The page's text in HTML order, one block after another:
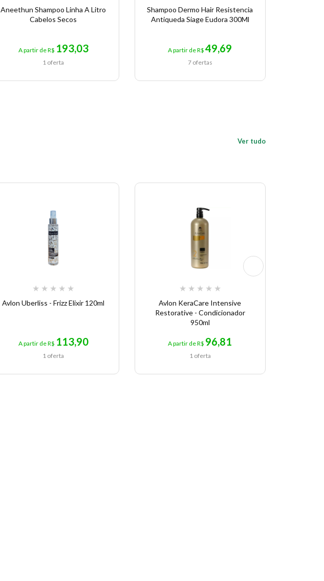
Aneethun Shampoo Linha A Litro
Cabelos Secos
A partir de R$ 193,03
1 oferta
Shampoo Dermo Hair Resistencia
Antiqueda Siage Eudora 300Ml
A partir de R$49,69
7 ofertas
Ver tudo
★ ★ ★ ★ ★
Avlon Uberliss - Frizz Elixir 120ml
A partir de R$ 113,90
1 oferta
★ ★ ★ ★ ★
Avlon KeraCare Intensive
Restorative - Condicionador
950ml
A partir de R$ 96,81
1 oferta